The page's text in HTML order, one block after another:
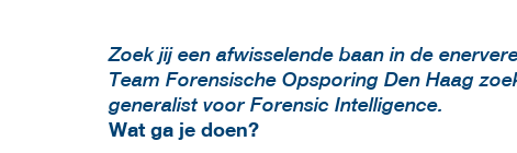
Zoek jij een afwisselende baan in de
Team Forensische Opsporing Den Haag
generalist voor Forensic Intelligence.
Wat ga je doen?